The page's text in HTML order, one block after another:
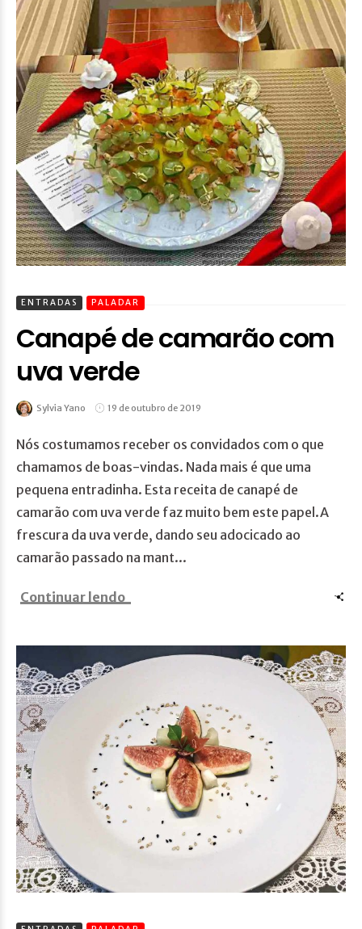
ENTRADAS PALADAR
Canapé de camarão com
uva verde
Sylvia Yano 19 de outubro de 2019
Nós costumamos receber os convidados com o que
chamamos de boas-vindas. Nada mais é que uma
pequena entradinha. Esta receita de canapé de
camarão com uva verde faz muito bem este papel.A
frescura da uva verde, dando seu adocicado ao
camarão passado na mant...
Continuar lendo